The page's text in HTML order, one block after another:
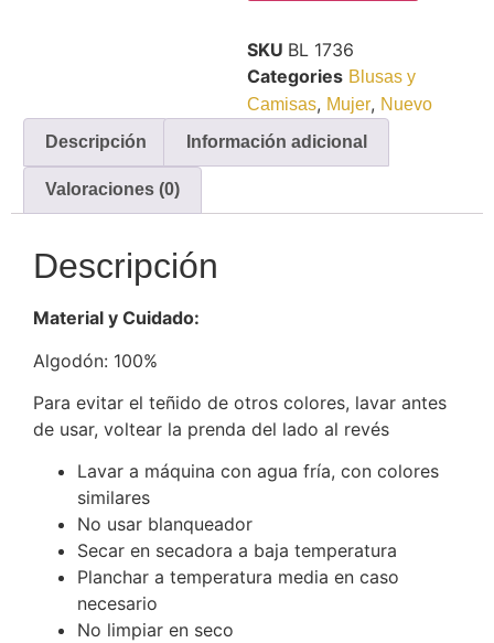
SKU BL 1736
Categories Blusas y
Camisas, Mujer, Nuevo
Descripción
Información adicional
Valoraciones (0)
Descripción
Material y Cuidado:
Algodón: 100%
Para evitar el teñido de otros colores, lavar antes
de usar, voltear la prenda del lado al revés
Lavar a máquina con agua fría, con colores
similares
No usar blanqueador
Secar en secadora a baja temperatura
Planchar a temperatura media en caso
necesario
No limpiar en seco